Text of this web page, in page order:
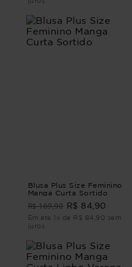
Blusa Plus Size Feminino
Manga Curta Sortido
R$ 169,90 R$ 84,90
Em até 1x de R$ 84,90 sem
juros